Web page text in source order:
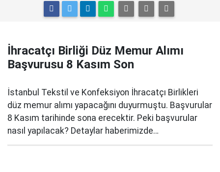
İhracatçı Birliği Düz Memur Alımı
Başvurusu 8 Kasım Son
İstanbul Tekstil ve Konfeksiyon İhracatçı Birlikleri
düz memur alımı yapacağını duyurmuştu. Başvurular
8 Kasım tarihinde sona erecektir. Peki başvurular
nasıl yapılacak? Detaylar haberimizde…